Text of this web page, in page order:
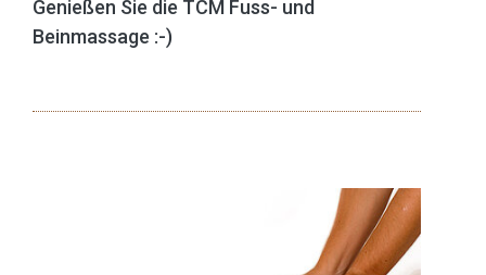
Genießen Sie die TCM Fuss- und
Beinmassage :-)